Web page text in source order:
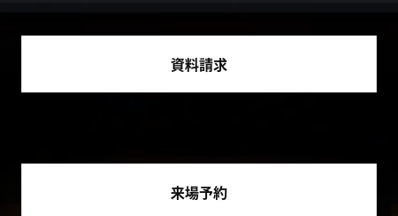
資料請求
来場予約